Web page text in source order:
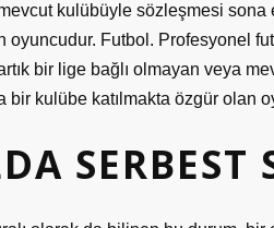
kulübüyle sözleşmesi
oyuncudur. Futbol. Profesyonel
bir lige bağlı olmayan veya
bir kulübe katılmakta özgür olan
SERBEST